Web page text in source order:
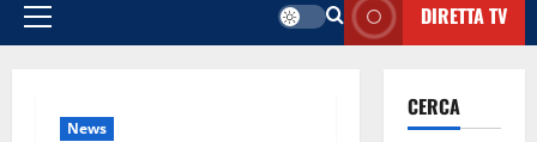
Menu
DIRETTA TV
News
CERCA